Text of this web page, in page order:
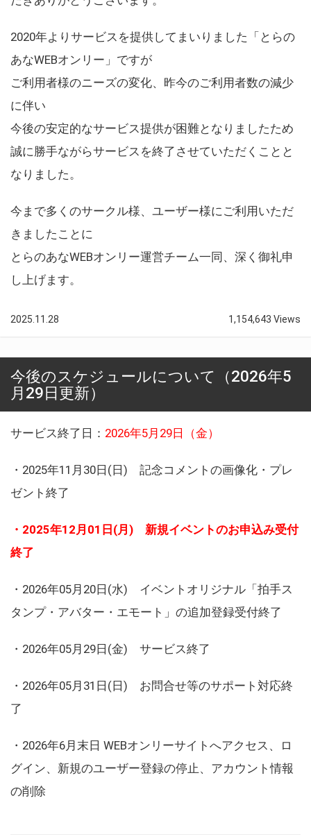
2020年よりサービスを提供してまいりました「とらの
あなWEBオンリー」ですが
ご利用者様のニーズの変化、昨今のご利用者数の減少
に伴い
今後の安定的なサービス提供が困難となりましたため
誠に勝手ながらサービスを終了させていただくことと
なりました。
今まで多くのサークル様、ユーザー様にご利用いただ
きましたことに
とらのあなWEBオンリー運営チーム一同、深く御礼申
し上げます。
2025.11.28 1,154,643 Views
今後のスケジュールについて（2026年5
月29日更新）
サービス終了日： 2026年5月29日（金）
・2025年11月30日(日) 記念コメントの画像化・プレ
ゼント終了
・2025年12月01日(月) 新規イベントのお申込み受付
終了
・2026年05月20日(水) イベントオリジナル「拍手ス
タンプ・アバター・エモート」の追加登録受付終了
・2026年05月29日(金) サービス終了
・2026年05月31日(日) お問合せ等のサポート対応終
了
・2026年6月末日 WEBオンリーサイトへアクセス、ロ
グイン、新規のユーザー登録の停止、アカウント情報
の削除